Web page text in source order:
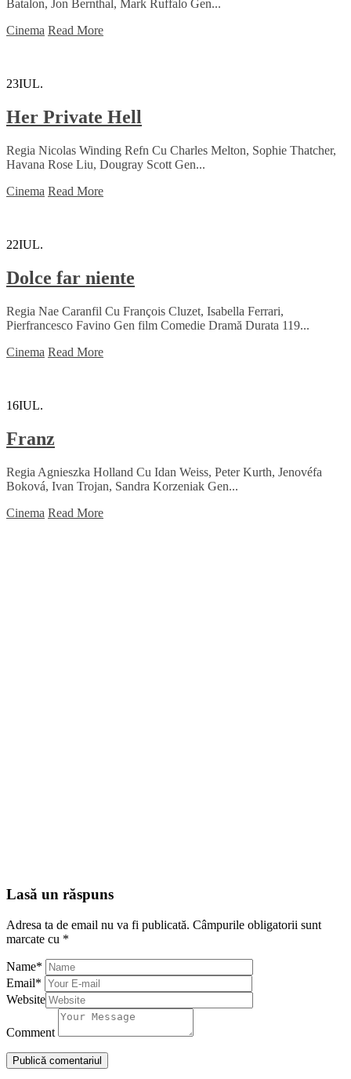
Batalon, Jon Bernthal, Mark Ruffalo Gen...
Cinema Read More
23IUL.
Her Private Hell
Regia Nicolas Winding Refn Cu Charles Melton, Sophie Thatcher,
Havana Rose Liu, Dougray Scott Gen...
Cinema Read More
22IUL.
Dolce far niente
Regia Nae Caranfil Cu François Cluzet, Isabella Ferrari,
Pierfrancesco Favino Gen film Comedie Dramă Durata 119...
Cinema Read More
16IUL.
Franz
Regia Agnieszka Holland Cu Idan Weiss, Peter Kurth, Jenovéfa
Boková, Ivan Trojan, Sandra Korzeniak Gen...
Cinema Read More
Lasă un răspuns
Adresa ta de email nu va fi publicată. Câmpurile obligatorii sunt
marcate cu *
Name*
Email*
Website
Comment